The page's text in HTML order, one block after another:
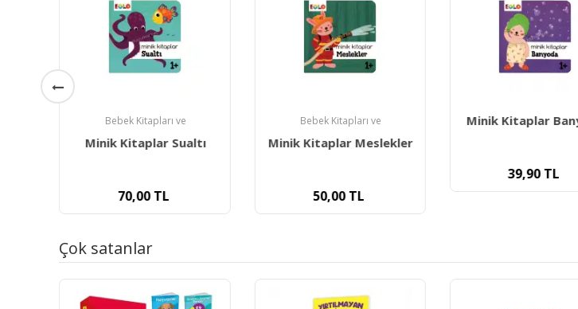
Bebek Kitapları ve
Minik Kitaplar Sualtı
70,00TL
Bebek Kitapları ve
Minik Kitaplar Meslekler
50,00TL
Minik Kitaplar
39,90TL
Çok satanlar